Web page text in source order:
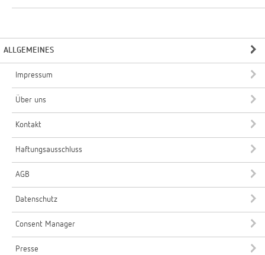
ALLGEMEINES
Impressum
Über uns
Kontakt
Haftungsausschluss
AGB
Datenschutz
Consent Manager
Presse